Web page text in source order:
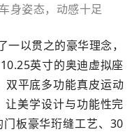
身姿态，动感十足
以贯之的豪华理念，
英寸的奥迪虚拟座
平底多功能真皮运动
美学设计与功能性完
板豪华珩缝工艺、30